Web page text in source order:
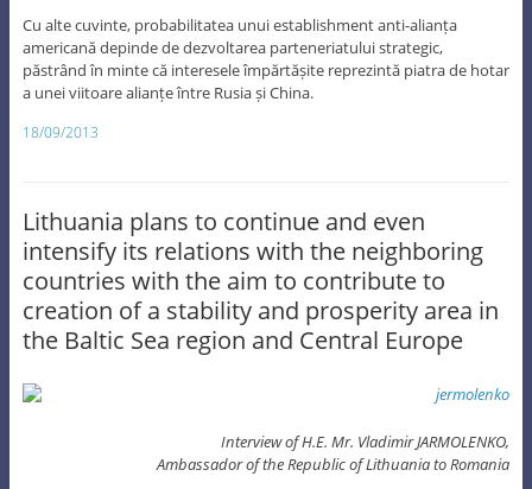
Cu alte cuvinte, probabilitatea unui establishment anti-alianța
americană depinde de dezvoltarea parteneriatului strategic,
păstrând în minte că interesele împărtășite reprezintă piatra de hotar
a unei viitoare alianțe între Rusia și China.
18/09/2013
Lithuania plans to continue and even
intensify its relations with the neighboring
countries with the aim to contribute to
creation of a stability and prosperity area in
the Baltic Sea region and Central Europe
Interview of H.E. Mr. Vladimir JARMOLENKO,
Ambassador of the Republic of Lithuania to Romania